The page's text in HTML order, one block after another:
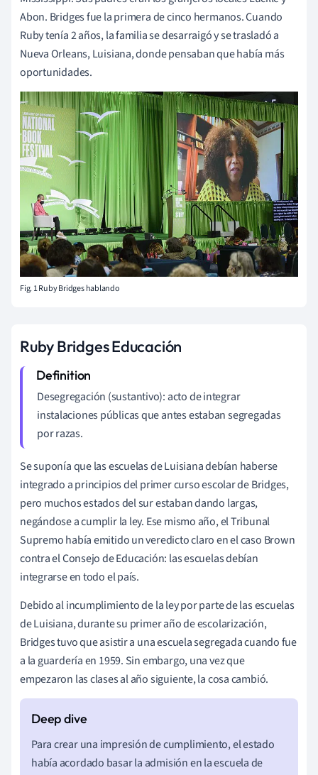
Abon. Bridges fue la primera de cinco hermanos. Cuando
Ruby tenía 2 años, la familia se desarraigó y se trasladó a
Nueva Orleans, Luisiana, donde pensaban que había más
oportunidades.
Fig. 1 RubyBridges hablando
Ruby Bridges Educación
Desegregación (sustantivo): acto de integrar
instalaciones públicas que antes estaban segregadas
por razas.
Se suponía que las escuelas de Luisiana debían haberse
integrado a principios del primer curso escolar de Bridges,
pero muchos estados del sur estaban dando largas,
negándose a cumplir la ley. Ese mismo año, el Tribunal
Supremo había emitido un veredicto claro en el caso Brown
contra el Consejo de Educación: las escuelas debían
integrarse en todo el país.
Debido al incumplimiento de la ley por parte de las escuelas
de Luisiana, durante su primer año de escolarización,
Bridges tuvo que asistir a una escuela segregada cuando fue
a la guardería en 1959. Sin embargo, una vez que
empezaron las clases al año siguiente, la cosa cambió.
Para crear una impresión de cumplimiento, el estado
había acordado basar la admisión en la escuela de